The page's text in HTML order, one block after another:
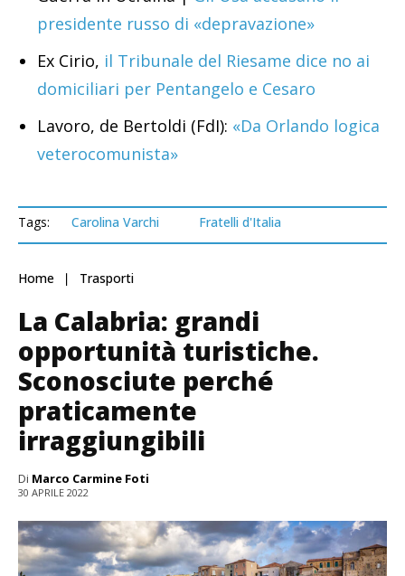
presidente russo di «depravazione»
Ex Cirio, il Tribunale del Riesame dice no ai
domiciliari per Pentangelo e Cesaro
Lavoro, de Bertoldi (FdI): «Da Orlando logica
veterocomunista»
Tags: Carolina Varchi Fratelli d'Italia
Home Trasporti
La Calabria: grandi
opportunità turistiche.
Sconosciute perché
praticamente
irraggiungibili
Di Marco Carmine Foti
30 APRILE 2022